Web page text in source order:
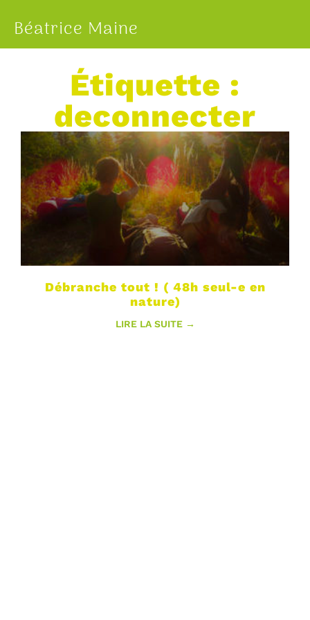
Béatrice Maine
Étiquette :
deconnecter
Débranche tout ! ( 48h seul-e en
nature)
LIRE LA SUITE →